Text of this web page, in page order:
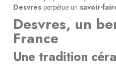
Desvresperpétue un savoir-
Desvres, un
France
Une tradition